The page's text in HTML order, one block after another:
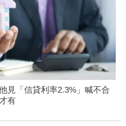
見「信貸利率2.3%」喊不合
有